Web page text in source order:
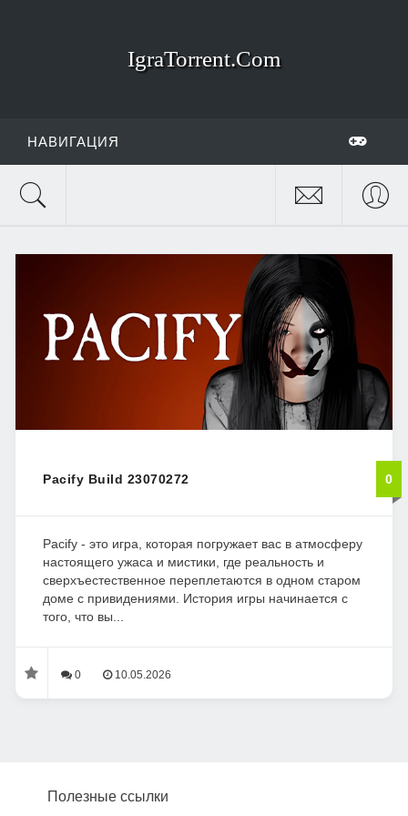
IgraTorrent.Com
НАВИГАЦИЯ
Pacify Build 23070272 0
Pacify - это игра, которая погружает вас в атмосферу
настоящего ужаса и мистики, где реальность и
сверхъестественное переплетаются в одном старом
доме с привидениями. История игры начинается с
того, что вы...
0 10.05.2026
Полезные ссылки